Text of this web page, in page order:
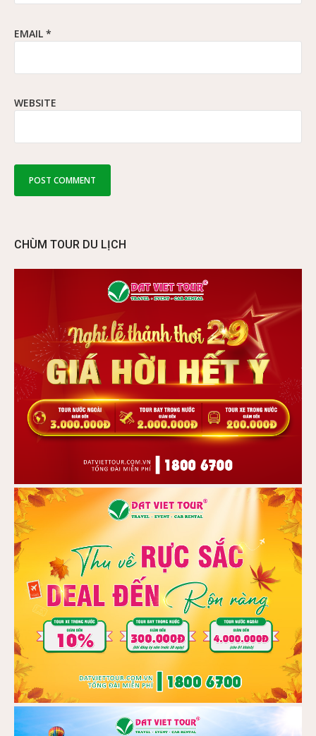
EMAIL *
WEBSITE
CHÙM TOUR DU LỊCH